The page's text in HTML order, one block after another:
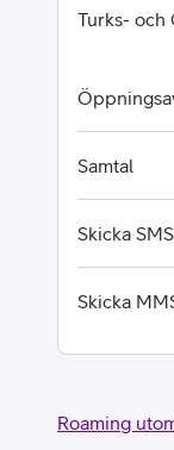
Turks- och
Samtal
Skicka SMS
Skicka
Roaming